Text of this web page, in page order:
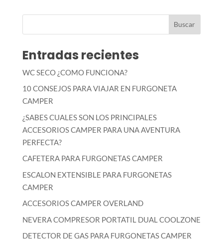
s
p
b
k
er p
r
Entradas recientes
WC SECO ¿COMO FUNCIONA?
10 CONSEJOS PARA VIAJAR EN FURGONETA
CAMPER
¿SABES CUALES SON LOS PRINCIPALES
ACCESORIOS CAMPER PARA UNA AVENTURA
PERFECTA?
CAFETERA PARA FURGONETAS CAMPER
ESCALON EXTENSIBLE PARA FURGONETAS
CAMPER
ACCESORIOS CAMPER OVERLAND
NEVERA COMPRESOR PORTATIL DUAL COOLZONE
DETECTOR DE GAS PARA FURGONETAS CAMPER